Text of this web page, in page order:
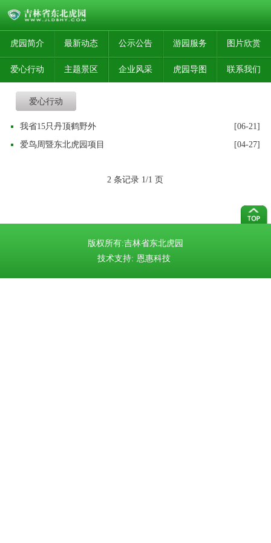
虎园简介 最新动态 公示公告 游园服务 图片欣赏
爱心行动 主题景区 企业风采 虎园导图 联系我们
爱心行动
我省15只丹顶鹤野外
[06-21]
爱鸟周暨东北虎园项目
[04-27]
2 条记录 1/1 页
版权所有:吉林省东北虎园
技术支持: 恩惠科技